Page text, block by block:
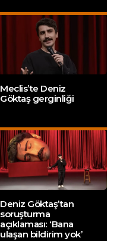
Meclis’te Deniz
Göktaş gerginliği
Deniz Göktaş’tan
soruşturma
açıklaması: ‘Bana
ulaşan bildirim yok’